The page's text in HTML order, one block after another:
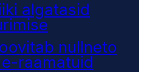
algatasid
nullneto
raamatuid